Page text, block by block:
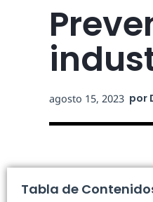
agosto 15, 2023 por
Tabla de